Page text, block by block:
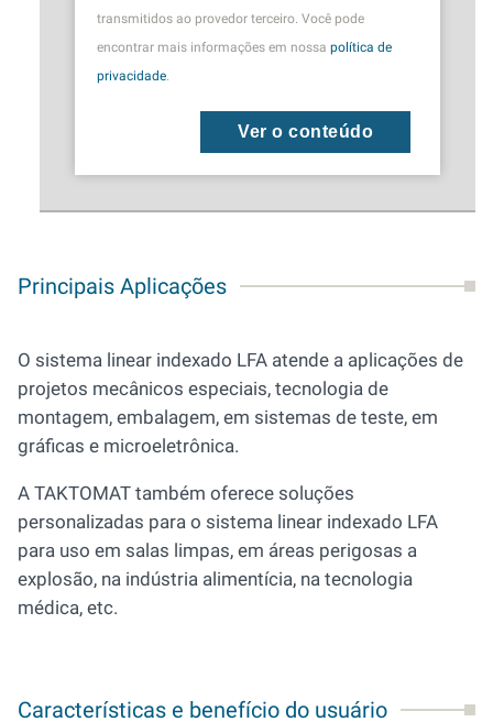
transmitidos ao provedor terceiro. Você pode
encontrar mais informações em nossa política de
privacidade.
Ver o conteúdo
Principais Aplicações
O sistema linear indexado LFA atende a aplicações de
projetos mecânicos especiais, tecnologia de
montagem, embalagem, em sistemas de teste, em
gráficas e microeletrônica.
A TAKTOMAT também oferece soluções
personalizadas para o sistema linear indexado LFA
para uso em salas limpas, em áreas perigosas a
explosão, na indústria alimentícia, na tecnologia
médica, etc.
Características e benefício do usuário